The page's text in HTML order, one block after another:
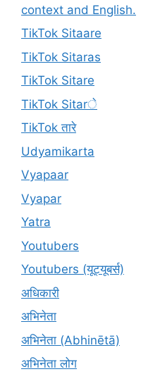
context and English.
TikTok Sitaare
TikTok Sitaras
TikTok Sitare
TikTok Sitarे
TikTok तारे
Udyamikarta
Vyapaar
Vyapar
Yatra
Youtubers
Youtubers (यूट्यूबर्स)
अधिकारी
अभिनेता
अभिनेता (Abhinētā)
अभिनेता लोग